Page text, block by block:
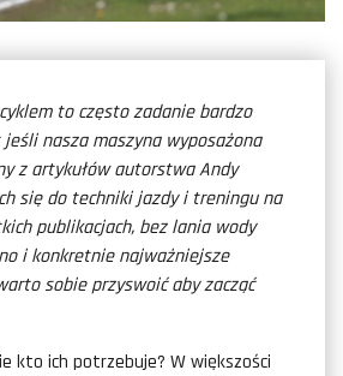
to często zadanie bardzo
nasza maszyna wyposażona
z artykułów autorstwa Andy
się do techniki jazdy i treningu na
publikacjach, bez lania wody
i konkretnie najważniejsze
sobie przyswoić aby zacząć
kto ich potrzebuje? W większości